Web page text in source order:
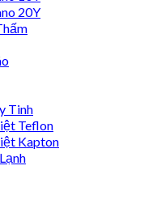
20Y
Tinh
Teflon
Kapton